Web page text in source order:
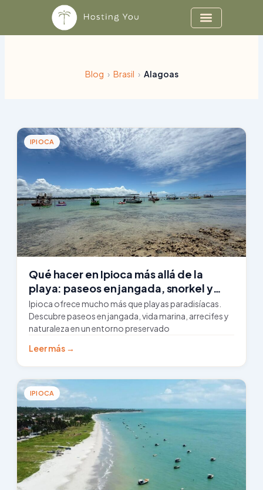
Blog › Brasil › Alagoas
IPIOCA
Qué hacer en Ipioca más allá de la
playa: paseos en jangada, snorkel y
contacto con la naturaleza
Ipioca ofrece mucho más que playas paradisíacas.
Descubre paseos en jangada, vida marina, arrecifes y
naturaleza en un entorno preservado
Leer más →
IPIOCA